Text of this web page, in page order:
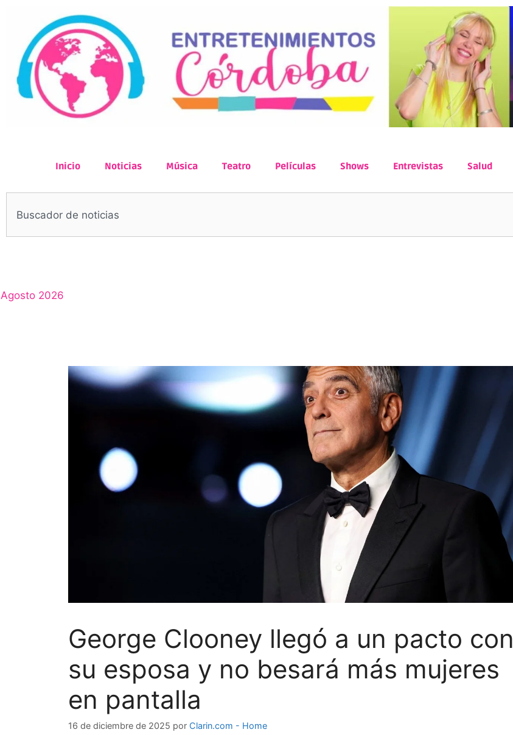
Inicio Noticias Música Teatro Películas Shows Entrevistas Salud
Agosto 2026
George Clooney llegó a un pacto con
su esposa y no besará más mujeres
en pantalla
16 de diciembre de 2025 por Clarin.com - Home